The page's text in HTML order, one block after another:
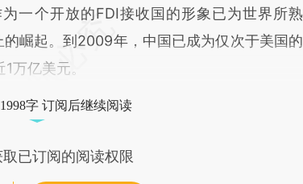
个开放的FDI接收国的形象已为世界所熟
崛起。到2009年，中国已成为仅次于美国的
万亿美元。
字 订阅后继续阅读
已订阅的阅读权限